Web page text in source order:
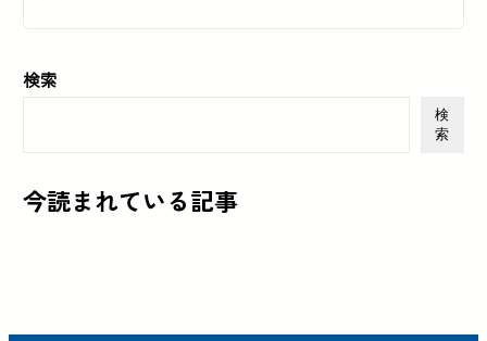
検索
検
索
今読まれている記事